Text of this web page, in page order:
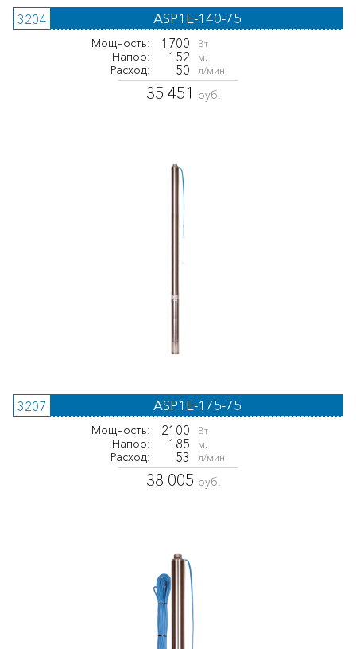
3204 ASP1E-140-75
Мощность: 1700 Вт
Напор: 152 м.
Расход: 50 л/мин
35 451 руб.
3207 ASP1E-175-75
Мощность: 2100 Вт
Напор: 185 м.
Расход: 53 л/мин
38 005 руб.